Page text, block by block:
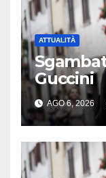
ATTUALITÀ
Guccini
AGO 6, 2026